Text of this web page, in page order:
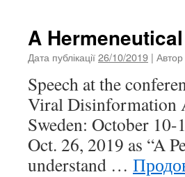
A
Дата публікації26/10/2019 | Автор
Speech at the
Viral Disinformation
Sweden: October
Oct. 26, 2019 as “A
understand …